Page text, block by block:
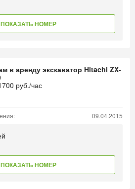
ПОКАЗАТЬ НОМЕР
в аренду экскаватор Hitachi ZX-
руб./час
09.04.2015
ПОКАЗАТЬ НОМЕР